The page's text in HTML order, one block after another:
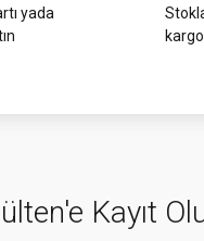
yada
Kayıt